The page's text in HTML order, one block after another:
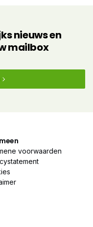
nieuws en
mailbox
voorwaarden